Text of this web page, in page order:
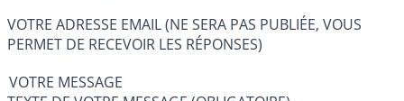
VOTRE ADRESSE EMAIL (NE SERA PAS PUBLIÉE, VOUS
PERMET DE RECEVOIR LES RÉPONSES)
VOTRE MESSAGE